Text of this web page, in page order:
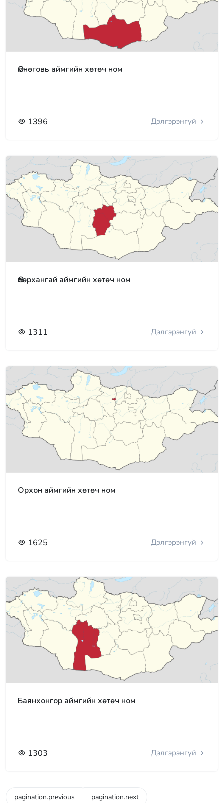
Өмнөговь аймгийн хөтөч ном
1396 Дэлгэрэнгүй
Өвөрхангай аймгийн хөтөч ном
1311 Дэлгэрэнгүй
Орхон аймгийн хөтөч ном
1625 Дэлгэрэнгүй
Баянхонгор аймгийн хөтөч ном
1303 Дэлгэрэнгүй
pagination.previous pagination.next